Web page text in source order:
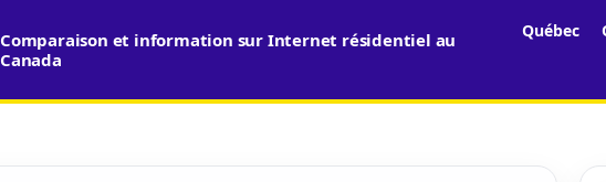
Comparaison et information sur Internet résidentiel au
Canada
Québec